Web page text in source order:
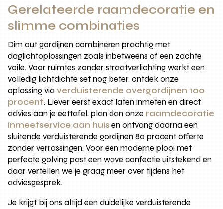
Gerelateerde raamdecoratie en
slimme combinaties
Dim out gordijnen combineren prachtig met
daglichtoplossingen zoals inbetweens of een zachte
voile. Voor ruimtes zonder straatverlichting werkt een
volledig lichtdichte set nog beter, ontdek onze
oplossing viaverduisterende overgordijnen 100
procent. Liever eerst exact laten inmeten en direct
advies aan je eettafel, plan dan onze raamdecoratie
inmeetservice aan huis en ontvang daarna een
sluitende verduisterende gordijnen 80 procent offerte
zonder verrassingen. Voor een moderne plooi met
perfecte golving past een wave confectie uitstekend en
daar vertellen we je graag meer over tijdens het
adviesgesprek.
Je krijgt bij ons altijd een duidelijke verduisterende